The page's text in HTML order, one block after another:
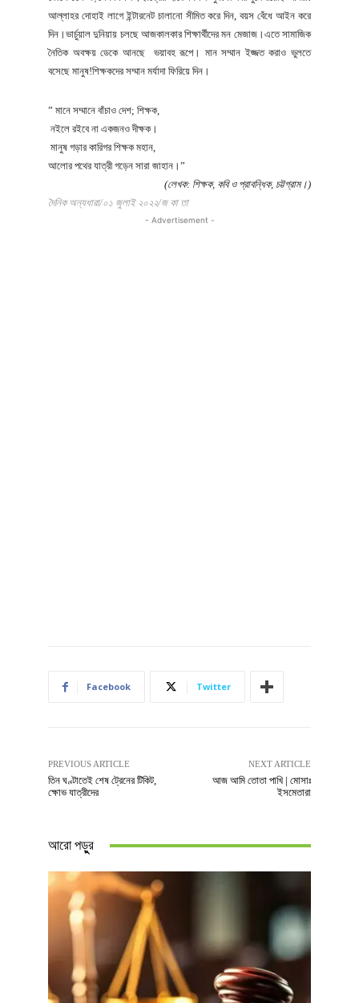
আল্লাহর দোহাই লাগে ইন্টারনেট চালানো সীমিত করে দিন, বয়স বেঁধে আইন করে
দিন।ভার্চুয়াল দুনিয়ায় চলছে আজকালকার শিক্ষার্থীদের মন মেজাজ।এতে সামাজিক
নৈতিক অবক্ষয় ডেকে আনছে ভয়াবহ রূপে। মান সম্মান ইজ্জত করাও ভুলতে
বসেছে মানুষ!শিক্ষকদের সম্মান মর্যাদা ফিরিয়ে দিন।
” মানে সম্মানে বাঁচাও দেশ; শিক্ষক,
নইলে রইবে না একজনও দীক্ষক।
মানুষ গড়ার কারিগর শিক্ষক মহান,
আলোর পথের যাত্রী গড়েন সারা জাহান।”
(লেখক: শিক্ষক, কবি ও প্রাবন্ধিক, চট্টগ্রাম।)
দৈনিক অন্যধারা/০১ জুলাই ২০২২/জ কা তা
- Advertisement -
Facebook Twitter
PREVIOUS ARTICLE
তিন ঘণ্টাতেই শেষ ট্রেনের টিকিট,
ক্ষোভ যাত্রীদের
NEXT ARTICLE
আজ আমি তোতা পাখি | মোসাঃ
ইসমেতারা
আরো পড়ুুর